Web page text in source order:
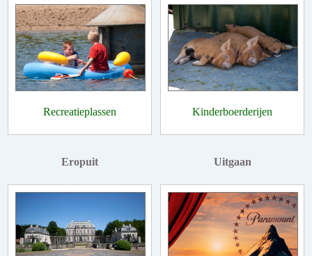
Recreatieplassen Kinderboerderijen
Eropuit Uitgaan